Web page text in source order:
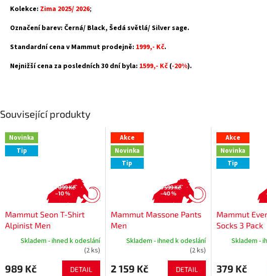
Související produkty
Novinka
Tip
1 099 Kč
–10 %
Mammut Seon T-Shirt
Alpinist Men
Skladem - ihned k odeslání
(2 ks)
989 Kč DETAIL
Akce
Novinka
Tip
3 599 Kč
–40 %
Mammut Massone Pants
Men
Skladem - ihned k odeslání
(2 ks)
2 159 Kč DETAIL
Akce
Novinka
Tip
Mammut
Socks 3 Pack
Skladem -
379 Kč
Kolekce: Zima 2025/ 2026;
Označení barev: Černá/ Black, Šedá světlá/ Silver sage.
Standardní cena v Mammut prodejně: 1999,- Kč.
Nejnižší cena za posledních 30 dní byla: 1599,- Kč (-20%).